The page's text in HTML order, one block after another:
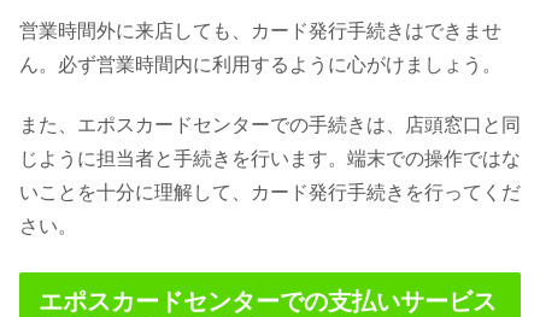
営業時間外に来店しても、カード発行手続きはできませ
ん。必ず営業時間内に利用するように心がけましょう。
また、エポスカードセンターでの手続きは、店頭窓口と同
じように担当者と手続きを行います。端末での操作ではな
いことを十分に理解して、カード発行手続きを行ってくだ
さい。
エポスカードセンターでの支払いサービス